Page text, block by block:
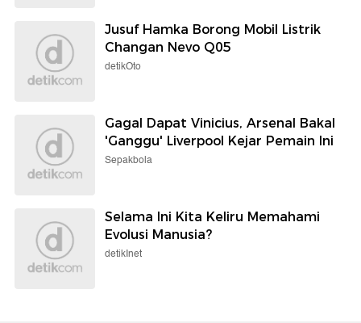
Jusuf Hamka Borong Mobil Listrik
Changan Nevo Q05
detikOto
Gagal Dapat Vinicius, Arsenal Bakal
'Ganggu' Liverpool Kejar Pemain Ini
Sepakbola
Selama Ini Kita Keliru Memahami
Evolusi Manusia?
detikInet